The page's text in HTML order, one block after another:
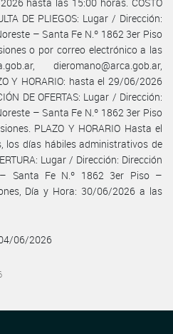
DE PLIEGOS: Lugar / Dirección:
– Santa Fe N.º 1862 3er Piso
o por correo electrónico a las
dieromano@arca.gob.ar,
Y HORARIO: hasta el 29/06/2026
DE OFERTAS: Lugar / Dirección:
– Santa Fe N.º 1862 3er Piso
PLAZO Y HORARIO Hasta el
días hábiles administrativos de
Lugar / Dirección: Dirección
– Santa Fe N.º 1862 3er Piso –
Día y Hora: 30/06/2026 a las
06/2026